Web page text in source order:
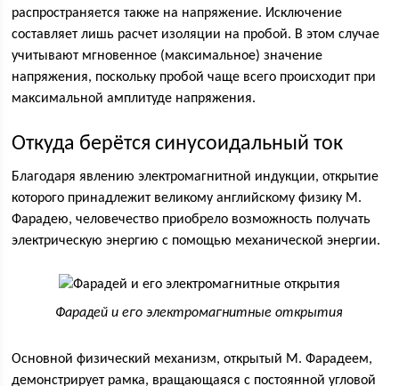
распространяется также на напряжение. Исключение
составляет лишь расчет изоляции на пробой. В этом случае
учитывают мгновенное (максимальное) значение
напряжения, поскольку пробой чаще всего происходит при
максимальной амплитуде напряжения.
Откуда берётся синусоидальный ток
Благодаря явлению электромагнитной индукции, открытие
которого принадлежит великому английскому физику М.
Фарадею, человечество приобрело возможность получать
электрическую энергию с помощью механической энергии.
Фарадей и его электромагнитные открытия
Основной физический механизм, открытый М. Фарадеем,
демонстрирует рамка, вращающаяся с постоянной угловой